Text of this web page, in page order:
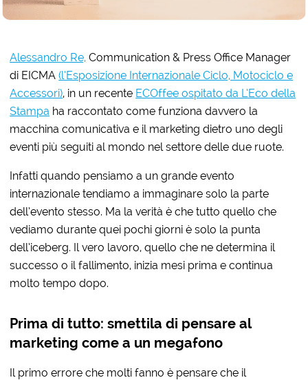
Alessandro Re, Communication & Press Office Manager
di EICMA(l’Esposizione Internazionale Ciclo, Motociclo e
Accessori), in un recente ECOffee ospitato da L’Eco della
Stampa ha raccontato come funziona davvero la
macchina comunicativa e il marketing dietro uno degli
eventi più seguiti al mondo nel settore delle due ruote.
Infatti quando pensiamo a un grande evento
internazionale tendiamo a immaginare solo la parte
dell’evento stesso. Ma la verità è che tutto quello che
vediamo durante quei pochi giorni è solo la punta
dell’iceberg. Il vero lavoro, quello che ne determina il
successo o il fallimento, inizia mesi prima e continua
molto tempo dopo.
Prima di tutto: smettila di pensare al
marketing come a un megafono
Il primo errore che molti fanno è pensare che il